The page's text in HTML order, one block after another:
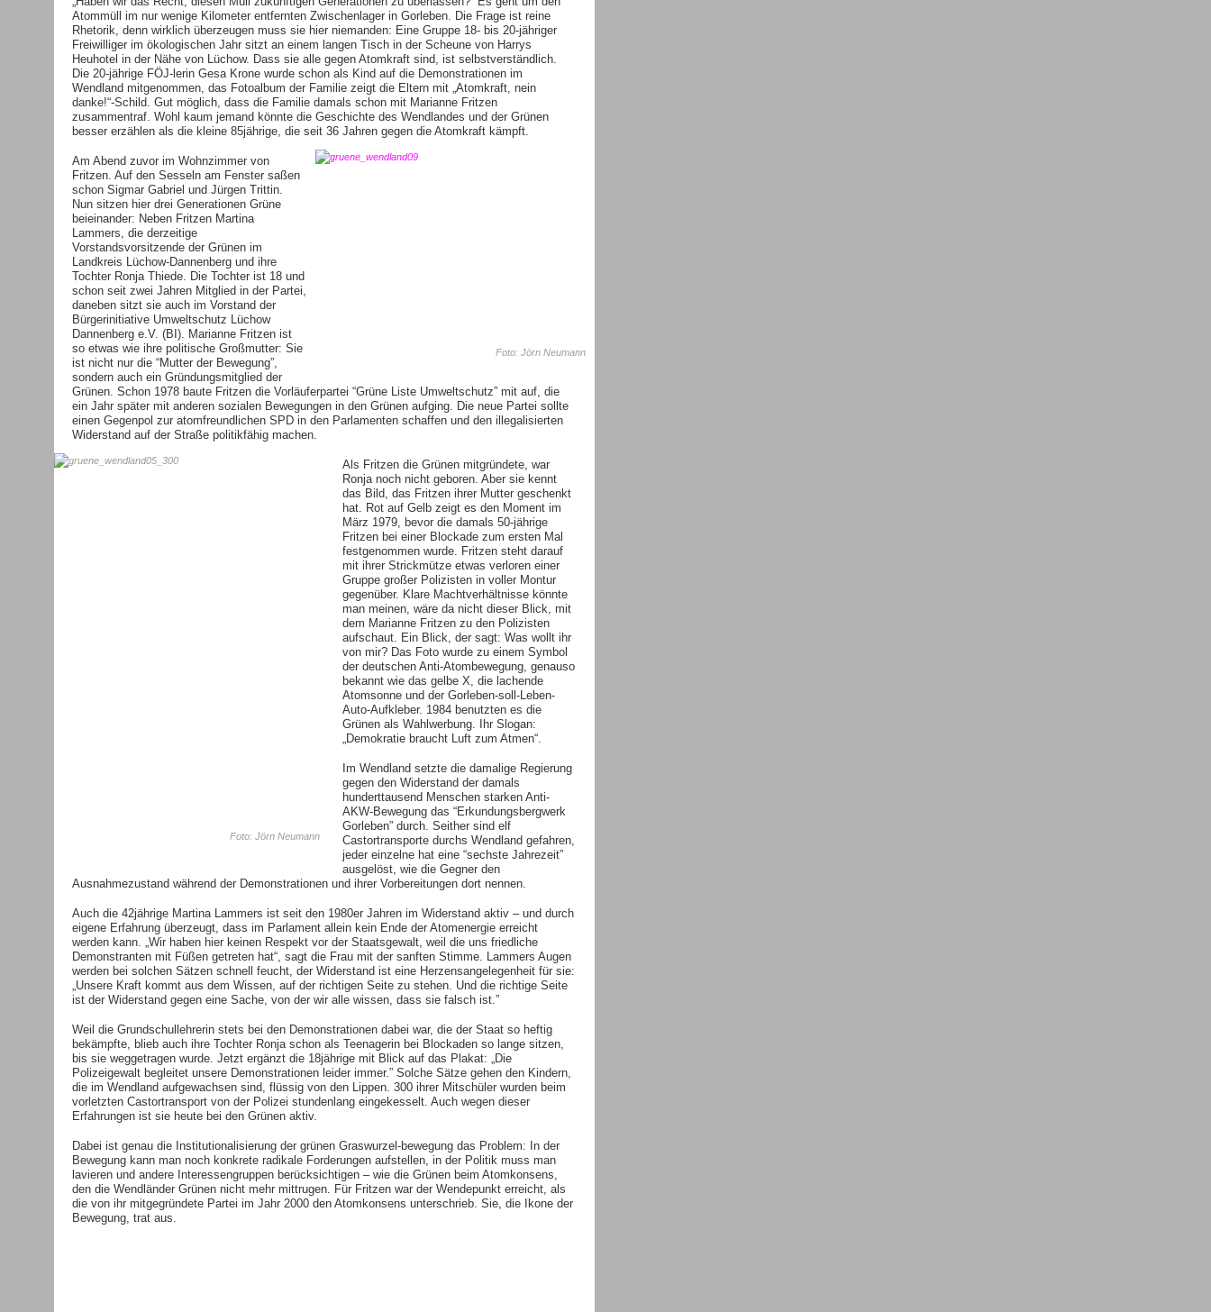
Atommüll im nur wenige Kilometer entfernten Zwischenlager in Gorleben. Die Frage ist reine
Rhetorik, denn wirklich überzeugen muss sie hier niemanden: Eine Gruppe 18- bis 20-jähriger
Freiwilliger im ökologischen Jahr sitzt an einem langen Tisch in der Scheune von Harrys
Heuhotel in der Nähe von Lüchow. Dass sie alle gegen Atomkraft sind, ist selbstverständlich.
Die 20-jährige FÖJ-lerin Gesa Krone wurde schon als Kind auf die Demonstrationen im
Wendland mitgenommen, das Fotoalbum der Familie zeigt die Eltern mit „Atomkraft, nein
danke!“-Schild. Gut möglich, dass die Familie damals schon mit Marianne Fritzen
zusammentraf. Wohl kaum jemand könnte die Geschichte des Wendlandes und der Grünen
besser erzählen als die kleine 85jährige, die seit 36 Jahren gegen die Atomkraft kämpft.
Foto: Jörn Neumann
Am Abend zuvor im Wohnzimmer von
Fritzen. Auf den Sesseln am Fenster saßen
schon Sigmar Gabriel und Jürgen Trittin.
Nun sitzen hier drei Generationen Grüne
beieinander: Neben Fritzen Martina
Lammers, die derzeitige
Vorstandsvorsitzende der Grünen im
Landkreis Lüchow-Dannenberg und ihre
Tochter Ronja Thiede. Die Tochter ist 18 und
schon seit zwei Jahren Mitglied in der Partei,
daneben sitzt sie auch im Vorstand der
Bürgerinitiative Umweltschutz Lüchow
Dannenberg e.V. (BI). Marianne Fritzen ist
so etwas wie ihre politische Großmutter: Sie
ist nicht nur die “Mutter der Bewegung”,
sondern auch ein Gründungsmitglied der
Grünen. Schon 1978 baute Fritzen die Vorläuferpartei “Grüne Liste Umweltschutz” mit auf, die
ein Jahr später mit anderen sozialen Bewegungen in den Grünen aufging. Die neue Partei sollte
einen Gegenpol zur atomfreundlichen SPD in den Parlamenten schaffen und den illegalisierten
Widerstand auf der Straße politikfähig machen.
Foto: Jörn Neumann
Als Fritzen die Grünen mitgründete, war
Ronja noch nicht geboren. Aber sie kennt
das Bild, das Fritzen ihrer Mutter geschenkt
hat. Rot auf Gelb zeigt es den Moment im
März 1979, bevor die damals 50-jährige
Fritzen bei einer Blockade zum ersten Mal
festgenommen wurde. Fritzen steht darauf
mit ihrer Strickmütze etwas verloren einer
Gruppe großer Polizisten in voller Montur
gegenüber. Klare Machtverhältnisse könnte
man meinen, wäre da nicht dieser Blick, mit
dem Marianne Fritzen zu den Polizisten
aufschaut. Ein Blick, der sagt: Was wollt ihr
von mir? Das Foto wurde zu einem Symbol
der deutschen Anti-Atombewegung, genauso
bekannt wie das gelbe X, die lachende
Atomsonne und der Gorleben-soll-Leben-
Auto-Aufkleber. 1984 benutzten es die
Grünen als Wahlwerbung. Ihr Slogan:
„Demokratie braucht Luft zum Atmen“.
Im Wendland setzte die damalige Regierung
gegen den Widerstand der damals
hunderttausend Menschen starken Anti-
AKW-Bewegung das “Erkundungsbergwerk
Gorleben” durch. Seither sind elf
Castortransporte durchs Wendland gefahren,
jeder einzelne hat eine “sechste Jahrezeit”
ausgelöst, wie die Gegner den
Ausnahmezustand während der Demonstrationen und ihrer Vorbereitungen dort nennen.
Auch die 42jährige Martina Lammers ist seit den 1980er Jahren im Widerstand aktiv – und durch
eigene Erfahrung überzeugt, dass im Parlament allein kein Ende der Atomenergie erreicht
werden kann. „Wir haben hier keinen Respekt vor der Staatsgewalt, weil die uns friedliche
Demonstranten mit Füßen getreten hat“, sagt die Frau mit der sanften Stimme. Lammers Augen
werden bei solchen Sätzen schnell feucht, der Widerstand ist eine Herzensangelegenheit für sie:
„Unsere Kraft kommt aus dem Wissen, auf der richtigen Seite zu stehen. Und die richtige Seite
ist der Widerstand gegen eine Sache, von der wir alle wissen, dass sie falsch ist.”
Weil die Grundschullehrerin stets bei den Demonstrationen dabei war, die der Staat so heftig
bekämpfte, blieb auch ihre Tochter Ronja schon als Teenagerin bei Blockaden so lange sitzen,
bis sie weggetragen wurde. Jetzt ergänzt die 18jährige mit Blick auf das Plakat: „Die
Polizeigewalt begleitet unsere Demonstrationen leider immer.” Solche Sätze gehen den Kindern,
die im Wendland aufgewachsen sind, flüssig von den Lippen. 300 ihrer Mitschüler wurden beim
vorletzten Castortransport von der Polizei stundenlang eingekesselt. Auch wegen dieser
Erfahrungen ist sie heute bei den Grünen aktiv.
Dabei ist genau die Institutionalisierung der grünen Graswurzel-bewegung das Problem: In der
Bewegung kann man noch konkrete radikale Forderungen aufstellen, in der Politik muss man
lavieren und andere Interessengruppen berücksichtigen – wie die Grünen beim Atomkonsens,
den die Wendländer Grünen nicht mehr mittrugen. Für Fritzen war der Wendepunkt erreicht, als
die von ihr mitgegründete Partei im Jahr 2000 den Atomkonsens unterschrieb. Sie, die Ikone der
Bewegung, trat aus.